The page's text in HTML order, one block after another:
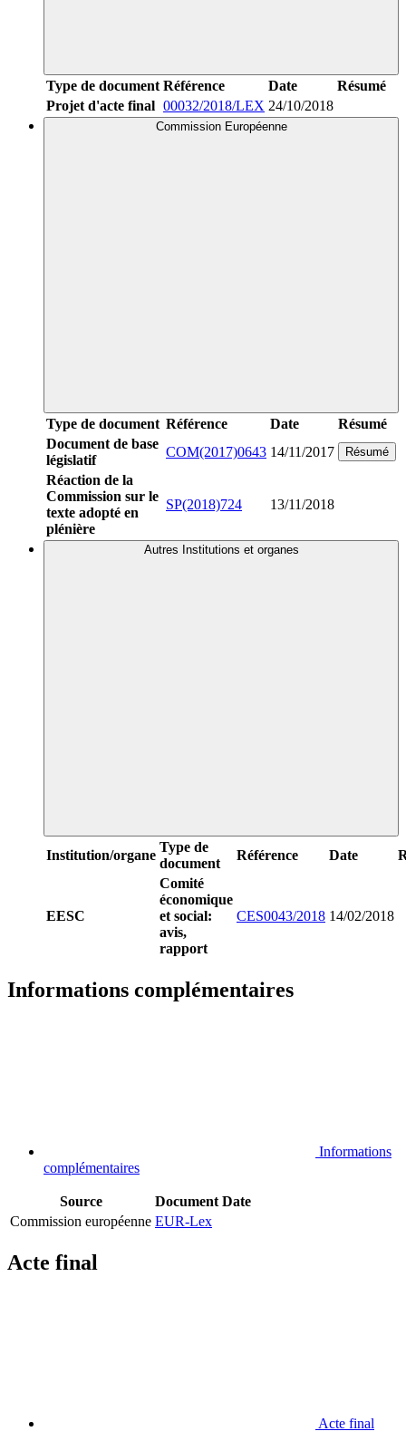
Type de document Référence Date
Résumé
Projet d'acte final 00032/2018/LEX 24/10/2018
Commission Européenne
Type de document Référence Date
Résumé
Document de base
législatif
COM(2017)0643 14/11/2017 Résumé
Réaction de la
Commission sur le
texte adopté en
plénière
SP(2018)724 13/11/2018
Autres Institutions et organes
Institution/organe
Type de
document
Référence Date
EESC
Comité
économique
et social:
avis,
rapport
CES0043/2018 14/02/2018
Informations complémentaires
Informations
complémentaires
Source Document Date
Commission européenne EUR-Lex
Acte final
Acte final